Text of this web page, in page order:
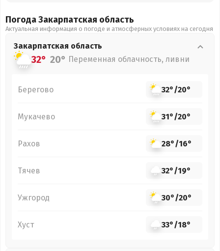
Погода Закарпатская область
Актуальная информация о погоде и атмосферных условиях на сегодня
Закарпатская область
32° 20° Переменная облачность, ливни
Берегово 32°/20°
Мукачево 31°/20°
Рахов 28°/16°
Тячев 32°/19°
Ужгород 30°/20°
Хуст 33°/18°